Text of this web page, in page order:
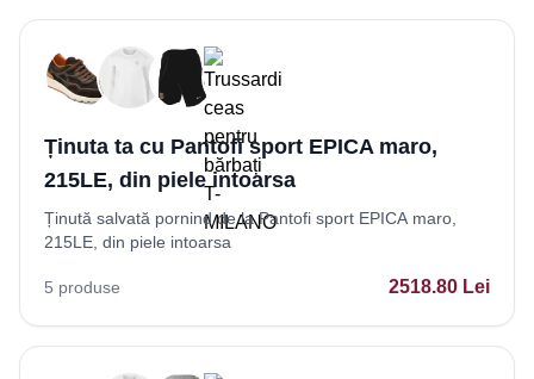
Ținuta ta cu Pantofi sport EPICA maro,
215LE, din piele intoarsa
Ținută salvată pornind de la Pantofi sport EPICA maro,
215LE, din piele intoarsa
5 produse 2518.80 Lei